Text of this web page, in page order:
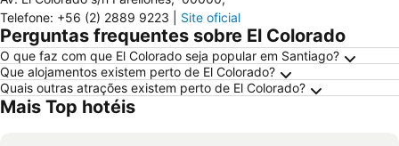
Telefone: +56 (2) 2889 9223 Site oficial
Perguntas frequentes sobre El Colorado
O que faz com que El Colorado seja popular em Santiago?
Que alojamentos existem perto de El Colorado?
Quais outras atrações existem perto de El Colorado?
Mais Top hotéis